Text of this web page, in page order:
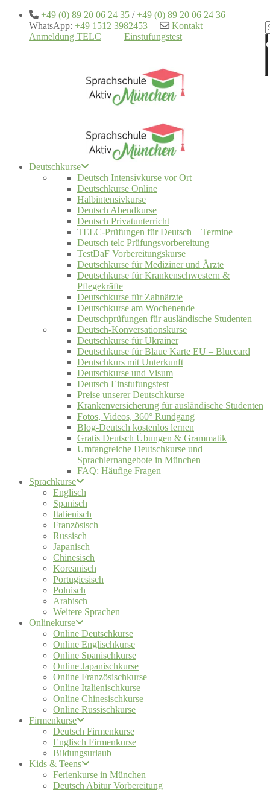
+49 (0) 89 20 06 24 35 /+49 (0) 89 20 06 24 36
WhatsApp: +49 1512 3982453
Kontakt
Anmeldung TELC
Einstufungstest
Deutschkurse
Deutsch Intensivkurse vor Ort
Deutschkurse Online
Halbintensivkurse
Deutsch Abendkurse
Deutsch Privatunterricht
TELC-Prüfungen für Deutsch – Termine
Deutsch telc Prüfungsvorbereitung
TestDaF Vorbereitungskurse
Deutschkurse für Mediziner und Ärzte
Deutschkurse für Krankenschwestern &
Pflegekräfte
Deutschkurse für Zahnärzte
Deutschkurse am Wochenende
Deutschprüfungen für ausländische Studenten
Deutsch-Konversationskurse
Deutschkurse für Ukrainer
Deutschkurse für Blaue Karte EU – Bluecard
Deutschkurs mit Unterkunft
Deutschkurse und Visum
Deutsch Einstufungstest
Preise unserer Deutschkurse
Krankenversicherung für ausländische Studenten
Fotos, Videos, 360° Rundgang
Blog-Deutsch kostenlos lernen
Gratis Deutsch Übungen & Grammatik
Umfangreiche Deutschkurse und
Sprachlernangebote in München
FAQ: Häufige Fragen
Sprachkurse
Englisch
Spanisch
Italienisch
Französisch
Russisch
Japanisch
Chinesisch
Koreanisch
Portugiesisch
Polnisch
Arabisch
Weitere Sprachen
Onlinekurse
Online Deutschkurse
Online Englischkurse
Online Spanischkurse
Online Japanischkurse
Online Französischkurse
Online Italienischkurse
Online Chinesischkurse
Online Russischkurse
Firmenkurse
Deutsch Firmenkurse
Englisch Firmenkurse
Bildungsurlaub
Kids & Teens
Ferienkurse in München
Deutsch Abitur Vorbereitung